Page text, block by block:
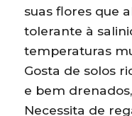
suas flores que
tolerante à
temperaturas
Gosta de solos
e bem
Necessita de